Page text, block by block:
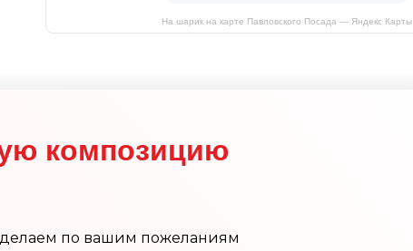
На шарик на карте Павловского Посада — Яндекс Карты
композицию
по вашим пожеланиям